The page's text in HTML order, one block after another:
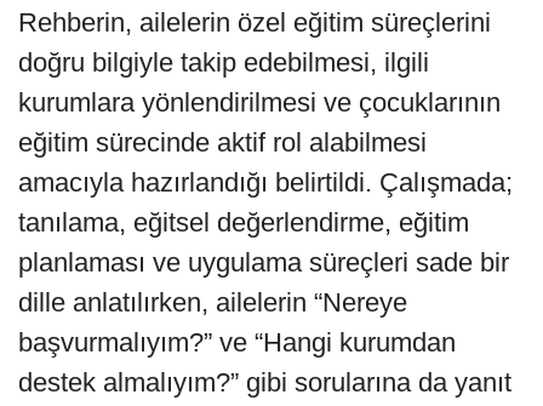
Rehberin, ailelerin özel eğitim süreçlerini
doğru bilgiyle takip edebilmesi, ilgili
kurumlara yönlendirilmesi ve çocuklarının
eğitim sürecinde aktif rol alabilmesi
amacıyla hazırlandığı belirtildi. Çalışmada;
tanılama, eğitsel değerlendirme, eğitim
planlaması ve uygulama süreçleri sade bir
dille anlatılırken, ailelerin “Nereye
başvurmalıyım?” ve “Hangi kurumdan
destek almalıyım?” gibi sorularına da yanıt